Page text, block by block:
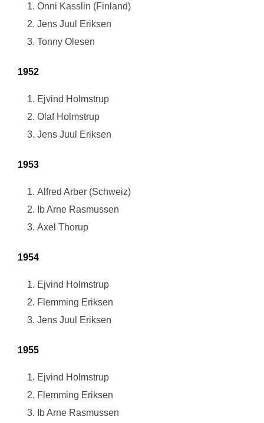
Onni Kasslin (Finland)
Jens Juul Eriksen
Tonny Olesen
1952
Ejvind Holmstrup
Olaf Holmstrup
Jens Juul Eriksen
1953
Alfred Arber (Schweiz)
Ib Arne Rasmussen
Axel Thorup
1954
Ejvind Holmstrup
Flemming Eriksen
Jens Juul Eriksen
1955
Ejvind Holmstrup
Flemming Eriksen
Ib Arne Rasmussen